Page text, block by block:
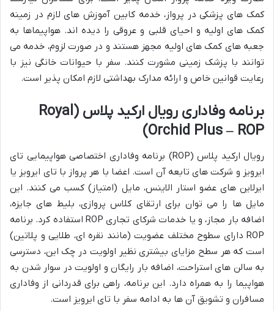
کمک های پزشکی در پرواز، خدمه کابین آموزش های لازم در زمینه
کمک های اولیه و احیای قلبی و عروقی را دیده اند. هواپیماها به
جعبه های کمک های اولیه مجهز هستند و در صورت لزوم، خدمه می
توانند با پزشک زمینی مشورت کنند. سفر با حیوانات خانگی نیز با
رعایت قوانین خاص و ارائه مدارک بهداشتی لازم امکان پذیر است.
برنامه وفاداری رویال ارکید پلاس (Royal
Orchid Plus – ROP)
رویال ارکید پلاس (ROP) برنامه وفاداری اختصاصی هواپیمایی تای
ایرویز و شرکت های تابعه آن است. اعضا با هر پرواز با تای ایرویز یا
ایرلاین های عضو استار الاینس، مایل (امتیاز) کسب می کنند. این
مایل ها را می توان برای ارتقای کلاس پروازی، بلیط های جایزه،
اضافه بار مجاز، و یا خدمات شرکای تجاری ROP استفاده کرد. برنامه
ROP دارای سطوح مختلف عضویت (مانند نقره ای، طلایی و پلاتین)
است که هر سطح مزایای بیشتری نظیر اولویت در چک این، دسترسی
به سالن های استراحت، اضافه بار رایگان و اولویت در سوار شدن به
هواپیما را به همراه دارد. این برنامه، راهی برای قدردانی از وفاداری
مسافران و تشویق آن ها به ادامه سفر با تای ایرویز است.